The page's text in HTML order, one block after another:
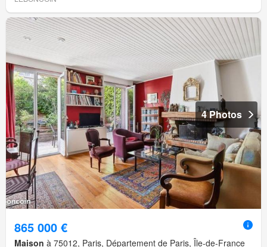
4 Photos
865 000 €
Maison à 75012, Paris, Département de Paris, Île-de-France